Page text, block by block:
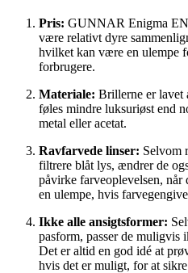
Pris: GUNNAR Enigma
være relativt dyre
hvilket kan være en ulempe
forbrugere.
Materiale: Brillerne er lavet
føles mindre luksuriøst end
metal eller acetat.
Ravfarvede linser: Selvom
filtrere blåt lys, ændrer de
påvirke farveoplevelsen,
en ulempe, hvis
Ikke alle ansigtsformer:
pasform, passer de muligvis
Det er altid en god idé at
hvis det er muligt, for at